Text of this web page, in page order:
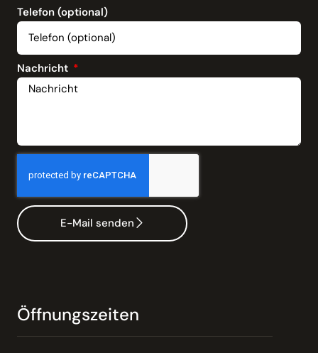
Telefon (optional)
Nachricht
E-Mail senden
Öffnungszeiten